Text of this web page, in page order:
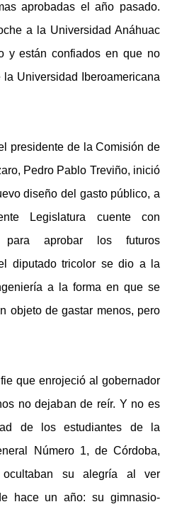
aprobadas el año pasado.
a la Universidad Anáhuac
y están confiados en que no
Universidad Iberoamericana
presidente de la Comisión de
Pedro Pablo Treviño, inició
diseño del gasto público, a
Legislatura cuente con
para aprobar los futuros
diputado tricolor se dio a la
a la forma en que se
objeto de gastar menos, pero
que enrojeció al gobernador
no dejaban de reír. Y no es
de los estudiantes de la
Número 1, de Córdoba,
ocultaban su alegría al ver
hace un año: su gimnasio-